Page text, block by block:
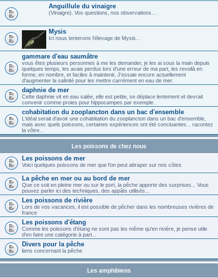
Anguillule du vinaigre
(Vinaigre). Vos questions, nos observations…
Mysis
Ici nous tenterons l'élevage de Mysis...
gammare d'eau saumâtre
vous êtes plusieurs personnes à me les demander, je les ai sous la main depuis
quelques temps, les avais perdus lors d'une erreur de ma part, les revoilà en
forme, en nombre, et faciles à maintenir, J'essaie encore actuellement
d'augmenter la salinité pour les mettre carrément en eau de mer.
daphnie de mer
Cette daphnie vit en eau salée, elle est petite, se déplace lentement et devrait
convenir comme proies pour hippocampes par exemple.
cohabitation du zooplancton dans un bac d'ensemble
L'idéal serait d'avoir une cohabitation du zooplancton dans un bac d'ensemble,
mais avec quels poissons, certaines expériences ont été concluantes... racontez
la vôtre...
Les poissons de chez nous
Les poissons de mer
Voici quelques poissons de mer que l'on peut attraper sur nos côtes
La pêche en mer ou au bord de mer
Que ce soit en pleine mer ou sur le port, la pêche apporte des surprises... Vous
pouvez parler ici des techniques, des appâts utilisés...
Les poissons de rivière
Lors de vos vacances, il est possible de pêcher dans les nombreuses rivières de
france
Les poissons d'étang
Comme les poissons d'étang ne sont pas les même qu'en rivière, je pense utile
d'en faire une catégorie à part...
Divers pour la pêche
liens concernant la pêche
Les amphibiens